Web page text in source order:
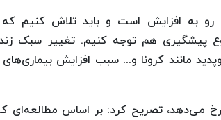
به افزایش است و باید تلاش کنیم که
پیشگیری هم توجه کنیم. تغییر سبک
مانند کرونا و... سبب افزایش
رخ می‌دهد، تصریح کرد: بر اساس مطالعه‌ای